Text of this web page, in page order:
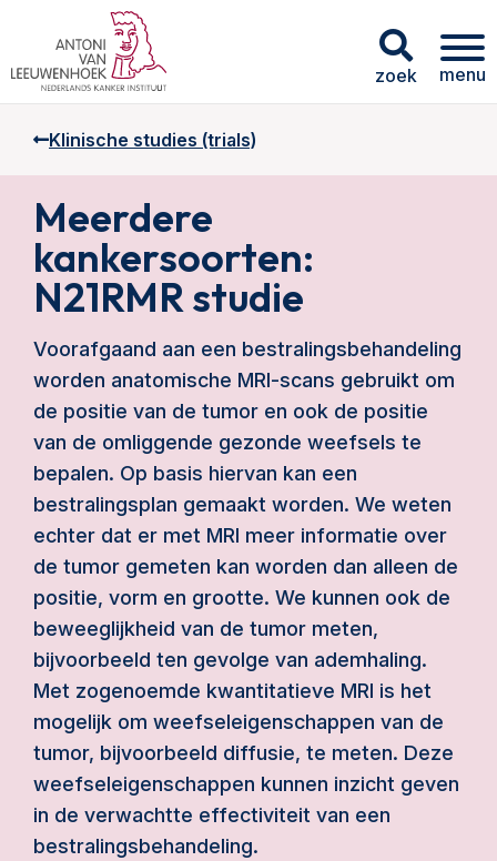
zoek menu
Klinische studies (trials)
Meerdere
kankersoorten:
N21RMR studie
Voorafgaand aan een bestralingsbehandeling
worden anatomische MRI-scans gebruikt om
de positie van de tumor en ook de positie
van de omliggende gezonde weefsels te
bepalen. Op basis hiervan kan een
bestralingsplan gemaakt worden. We weten
echter dat er met MRI meer informatie over
de tumor gemeten kan worden dan alleen de
positie, vorm en grootte. We kunnen ook de
beweeglijkheid van de tumor meten,
bijvoorbeeld ten gevolge van ademhaling.
Met zogenoemde kwantitatieve MRI is het
mogelijk om weefseleigenschappen van de
tumor, bijvoorbeeld diffusie, te meten. Deze
weefseleigenschappen kunnen inzicht geven
in de verwachtte effectiviteit van een
bestralingsbehandeling.